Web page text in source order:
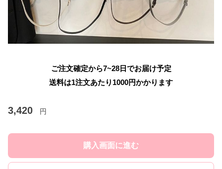
ご注文確定から7~28日でお届け予定
送料は1注文あたり 1000円かかります
3,420 円
購入画面に進む